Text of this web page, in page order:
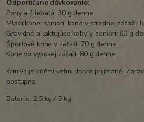
Odporúčané dávkovanie:
Pony a žriebätá: 30 g denne
Mladí kone, seniori, kone v strednej záťaži:
Gravidné a laktujúce kobyly, seniori: 60 g
Športové kone v záťaži: 70 g denne
Kone vo vysokej záťaži: 80 g denne
Krmivo je koňmi veľmi dobre prijímané.
postupne.
Balenie: 2,5 kg / 5 kg